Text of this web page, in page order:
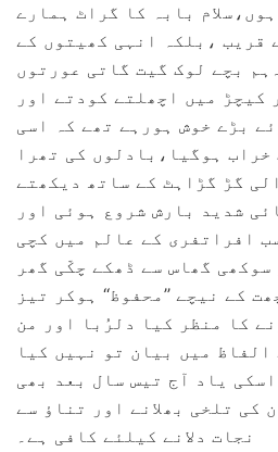
بابہ کا گراٹ ہمارے
قریب ،بلکہ انہی کھیتوں کے
بچے لوک گیت گاتی عورتوں
کیچڑ میں اچھلتے کودتے اور
بڑے خوش ہورہے تھے کہ اسی
ہوگیا،بادلوں کی تھرا
گڑ گڑاہٹ کے ساتھ دیکھتے
شدید بارش شروع ہوئی اور
افراتفری کے عالم میں کچی
گھاس سے ڈھکے چکّی گھر
کے نیچے ’’محفوظ‘‘ ہوکر تیز
کا منظر کیا دلرُبا اور من
الفاظ میں بیان تو نہیں کیا
یاد آج تیس سال بعد بھی
کی تلخی بھلانے اور تناؤ سے
نجات دلانے کیلئے کافی ہے۔